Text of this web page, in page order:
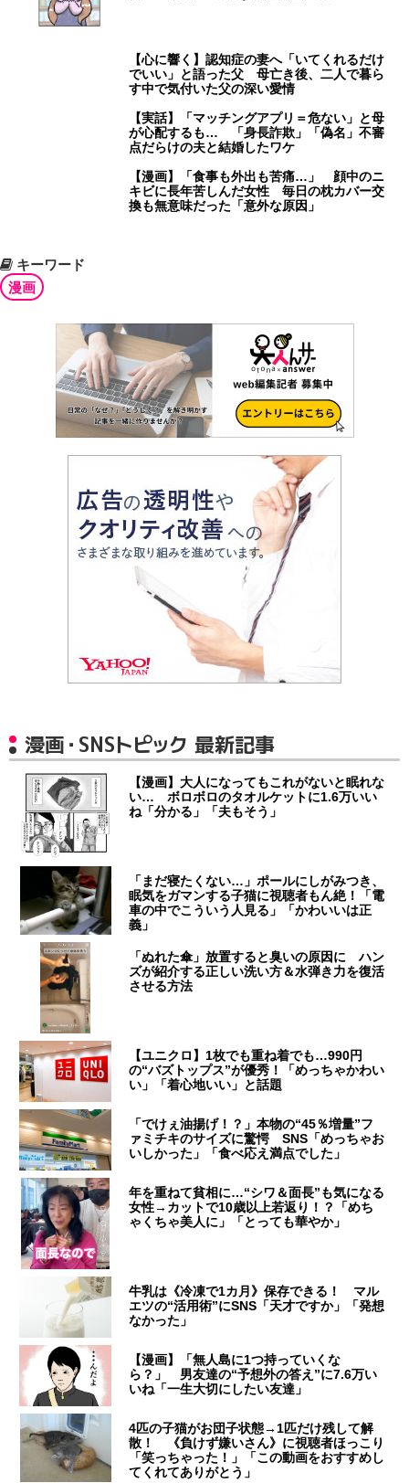
【心に響く】認知症の妻へ「いてくれるだけ
でいい」と語った父 母亡き後、二人で暮ら
す中で気付いた父の深い愛情
【実話】「マッチングアプリ＝危ない」と母
が心配するも… 「身長詐欺」「偽名」不審
点だらけの夫と結婚したワケ
【漫画】「食事も外出も苦痛…」 顔中のニ
キビに長年苦しんだ女性 毎日の枕カバー交
換も無意味だった「意外な原因」
キーワード
漫画
漫画・SNSトピック 最新記事
【漫画】大人になってもこれがないと眠れな
い… ボロボロのタオルケットに1.6万いい
ね「分かる」「夫もそう」
「まだ寝たくない…」ポールにしがみつき、
眠気をガマンする子猫に視聴者もん絶！「電
車の中でこういう人見る」「かわいいは正
義」
「ぬれた傘」放置すると臭いの原因に ハン
ズが紹介する正しい洗い方＆水弾き力を復活
させる方法
【ユニクロ】1枚でも重ね着でも…990円
の“バズトップス”が優秀！「めっちゃかわい
い」「着心地いい」と話題
「でけぇ油揚げ！？」本物の“45％増量”フ
ァミチキのサイズに驚愕 SNS「めっちゃお
いしかった」「食べ応え満点でした」
年を重ねて貧相に…“シワ＆面長”も気になる
女性→カットで10歳以上若返り！？「めち
ゃくちゃ美人に」「とっても華やか」
牛乳は《冷凍で1カ月》保存できる！ マル
エツの“活用術”にSNS「天才ですか」「発想
なかった」
【漫画】「無人島に1つ持っていくな
ら？」 男友達の“予想外の答え”に7.6万い
いね「一生大切にしたい友達」
4匹の子猫がお団子状態→1匹だけ残して解
散！ 《負けず嫌いさん》に視聴者ほっこり
「笑っちゃった！」「この動画をおすすめし
てくれてありがとう」